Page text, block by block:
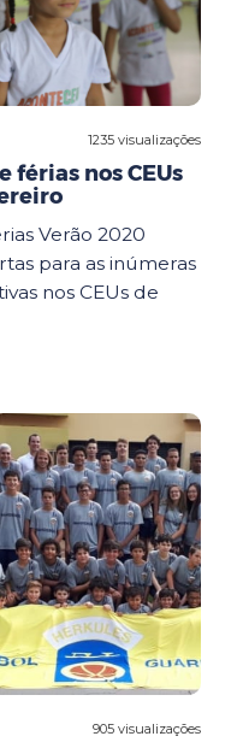
1235 visualizações
férias nos CEUs
Verão 2020
para as inúmeras
nos CEUs de
905 visualizações